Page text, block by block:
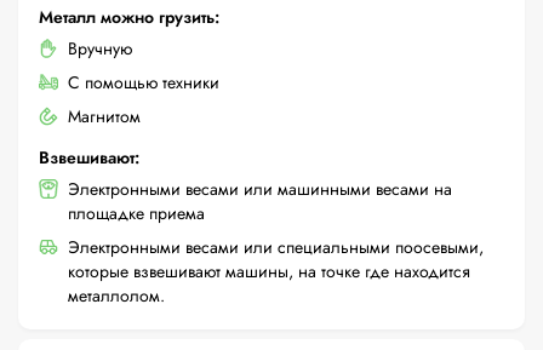
Металл можно грузить:
Вручную
С помощью техники
Магнитом
Взвешивают:
Электронными весами или машинными весами на
площадке приема
Электронными весами или специальными поосевыми,
которые взвешивают машины, на точке где находится
металлолом.